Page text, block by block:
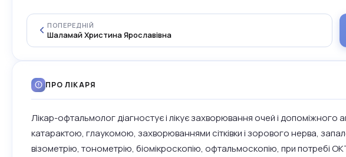
ПОПЕРЕДНІЙ
Шаламай Христина Ярославівна
ПРО ЛІКАРЯ
Лікар-офтальмолог діагностує і лікує захворювання очей і допоміжного
катарактою, глаукомою, захворюваннями сітківки і зорового нерва,
візометрію, тонометрію, біомікроскопію, офтальмоскопію, при потребі